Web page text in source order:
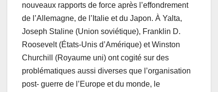
nouveaux rapports de force après l’effondrement
de l’Allemagne, de l’Italie et du Japon. À Yalta,
Joseph Staline (Union soviétique), Franklin D.
Roosevelt (États-Unis d’Amérique) et Winston
Churchill (Royaume uni) ont cogité sur des
problématiques aussi diverses que l’organisation
post- guerre de l’Europe et du monde, le